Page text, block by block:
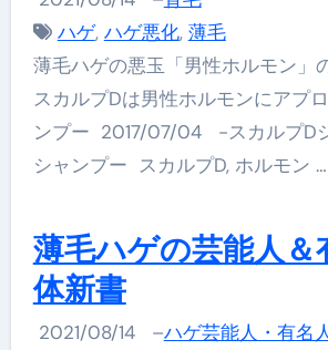
ハゲ, ハゲ悪化, 薄毛
薄毛ハゲの悪玉「男性ホルモン」
スカルプDは男性ホルモンにアプ
ンプー 2017/07/04 -スカルプD
シャンプー スカルプD, ホルモン …
薄毛ハゲの芸能人＆
体新書
2021/08/14 –ハゲ芸能人・有名